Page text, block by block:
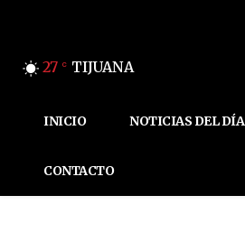
27 C TIJUANA
INICIO NOTICIAS DEL DÍA
CONTACTO